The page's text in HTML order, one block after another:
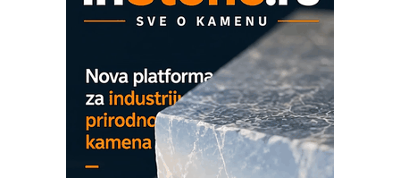
ROSA i SCHUNK podižu proizvodnju
Detekcija različitih oblika